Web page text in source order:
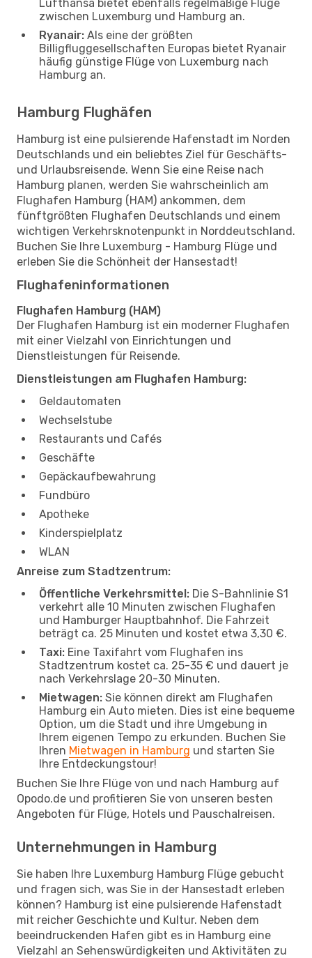
Lufthansa bietet ebenfalls regelmäßige Flüge
zwischen Luxemburg und Hamburg an.
Ryanair: Als eine der größten
Billigfluggesellschaften Europas bietet Ryanair
häufig günstige Flüge von Luxemburg nach
Hamburg an.
Hamburg Flughäfen
Hamburg ist eine pulsierende Hafenstadt im Norden
Deutschlands und ein beliebtes Ziel für Geschäfts-
und Urlaubsreisende. Wenn Sie eine Reise nach
Hamburg planen, werden Sie wahrscheinlich am
Flughafen Hamburg (HAM) ankommen, dem
fünftgrößten Flughafen Deutschlands und einem
wichtigen Verkehrsknotenpunkt in Norddeutschland.
Buchen Sie Ihre Luxemburg - Hamburg Flüge und
erleben Sie die Schönheit der Hansestadt!
Flughafeninformationen
Flughafen Hamburg (HAM)
Der Flughafen Hamburg ist ein moderner Flughafen
mit einer Vielzahl von Einrichtungen und
Dienstleistungen für Reisende.
Dienstleistungen am Flughafen Hamburg:
Geldautomaten
Wechselstube
Restaurants und Cafés
Geschäfte
Gepäckaufbewahrung
Fundbüro
Apotheke
Kinderspielplatz
WLAN
Anreise zum Stadtzentrum:
Öffentliche Verkehrsmittel: Die S-Bahnlinie S1
verkehrt alle 10 Minuten zwischen Flughafen
und Hamburger Hauptbahnhof. Die Fahrzeit
beträgt ca. 25 Minuten und kostet etwa 3,30 €.
Taxi: Eine Taxifahrt vom Flughafen ins
Stadtzentrum kostet ca. 25-35 € und dauert je
nach Verkehrslage 20-30 Minuten.
Mietwagen: Sie können direkt am Flughafen
Hamburg ein Auto mieten. Dies ist eine bequeme
Option, um die Stadt und ihre Umgebung in
Ihrem eigenen Tempo zu erkunden. Buchen Sie
Ihren Mietwagen in Hamburg und starten Sie
Ihre Entdeckungstour!
Buchen Sie Ihre Flüge von und nach Hamburg auf
Opodo.de und profitieren Sie von unseren besten
Angeboten für Flüge, Hotels und Pauschalreisen.
Unternehmungen in Hamburg
Sie haben Ihre Luxemburg Hamburg Flüge gebucht
und fragen sich, was Sie in der Hansestadt erleben
können? Hamburg ist eine pulsierende Hafenstadt
mit reicher Geschichte und Kultur. Neben dem
beeindruckenden Hafen gibt es in Hamburg eine
Vielzahl an Sehenswürdigkeiten und Aktivitäten zu